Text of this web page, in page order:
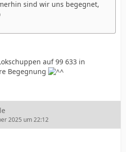
sind wir uns begegnet,
auf 99 633 in
Begegnung
2025 um 22:12